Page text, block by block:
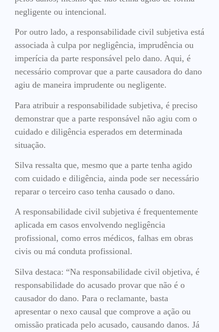
negligente ou intencional.
Por outro lado, a responsabilidade civil subjetiva está
associada à culpa por negligência, imprudência ou
imperícia da parte responsável pelo dano. Aqui, é
necessário comprovar que a parte causadora do dano
agiu de maneira imprudente ou negligente.
Para atribuir a responsabilidade subjetiva, é preciso
demonstrar que a parte responsável não agiu com o
cuidado e diligência esperados em determinada
situação.
Silva ressalta que, mesmo que a parte tenha agido
com cuidado e diligência, ainda pode ser necessário
reparar o terceiro caso tenha causado o dano.
A responsabilidade civil subjetiva é frequentemente
aplicada em casos envolvendo negligência
profissional, como erros médicos, falhas em obras
civis ou má conduta profissional.
Silva destaca: “Na responsabilidade civil objetiva, é
responsabilidade do acusado provar que não é o
causador do dano. Para o reclamante, basta
apresentar o nexo causal que comprove a ação ou
omissão praticada pelo acusado, causando danos. Já